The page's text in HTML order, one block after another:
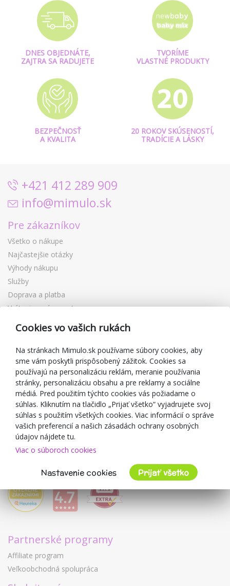
DNES OBJEDNÁTE,
ZAJTRA SA RADUJETE
TVORÍME
VLASTNÉ PRODUKTY
BEZPEČNOSŤ
A KVALITA
20 ROKOV SKÚSENOSTÍ,
TRADÍCIE A LÁSKY
+421 412 289 909
info@mimulo.sk
Pre zákazníkov
Všetko o nákupe
Najčastejšie otázky
Výhody nákupu
Služby
Doprava a platba
Vrátenie a výmena tovaru
Reklamácia
Zľavové kupóny
Blog
O predajcovi
Mimulo.sk
Obchodné podmienky
Ochrana osobných údajov GDPR
Kontakty
Spolupracujeme
Partnerské programy
Affiliate program
Veľkoobchodná spolupráca
Cookies vo vašich rukách
Na stránkach Mimulo.sk používame súbory cookies, aby
sme vám poskytli prispôsobený zážitok. Cookies sa
používajú na personalizáciu reklám, meranie používania
stránky, personalizáciu obsahu a pre reklamy a sociálne
médiá. Pred použitím týchto cookies vás požiadame o
súhlas. Kliknutím na tlačidlo „Prijať všetko“ vyjadrujete svoj
súhlas s použitím všetkých cookies. Viac informácií o správe
vašich preferencií a našich zásadách ochrany osobných
údajov nájdete tu.
Viac o súboroch cookies
Nastavenie cookies Prijať všetko